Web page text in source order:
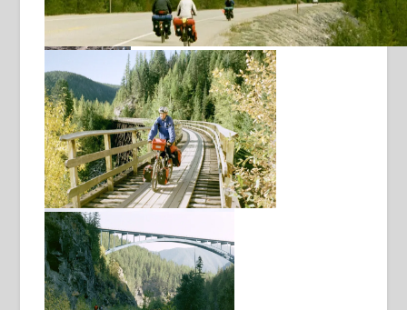
Icefields Parkway
Icefields Parkway
Kettle Valley Railway